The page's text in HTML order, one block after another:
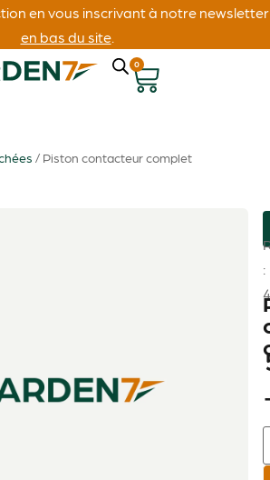
en vous inscrivant à notre newsletter
en bas du site.
0
/ Piston contacteur complet
: